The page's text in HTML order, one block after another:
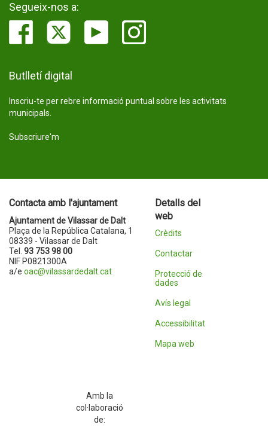
Segueix-nos a:
Butlletí digital
Inscriu-te per rebre informació puntual sobre les activitats
municipals.
Subscriure'm
Contacta amb l'ajuntament
Ajuntament de Vilassar de Dalt
Plaça de la República Catalana, 1
08339 - Vilassar de Dalt
Tel. 93 753 98 00
NIF P0821300A
a/e oac@vilassardedalt.cat
Detalls del
web
Crèdits
Contactar
Protecció de
dades
Avís legal
Accessibilitat
Mapa web
Amb la
col·laboració
de: